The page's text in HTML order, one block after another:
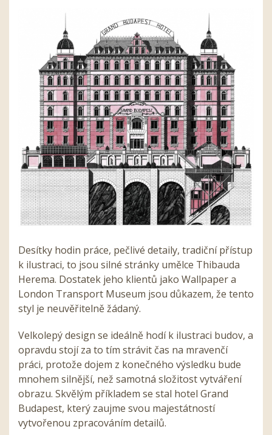
Desítky hodin práce, pečlivé detaily, tradiční přístup
k ilustraci, to jsou silné stránky umělce Thibauda
Herema. Dostatek jeho klientů jako Wallpaper a
London Transport Museum jsou důkazem, že tento
styl je neuvěřitelně žádaný.
Velkolepý design se ideálně hodí k ilustraci budov, a
opravdu stojí za to tím strávit čas na mravenčí
práci, protože dojem z konečného výsledku bude
mnohem silnější, než samotná složitost vytváření
obrazu. Skvělým příkladem se stal hotel Grand
Budapest, který zaujme svou majestátností
vytvořenou zpracováním detailů.